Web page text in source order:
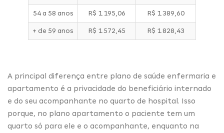
54 a 58 anos R$ 1.195,06 R$ 1.389,60
+ de 59 anos R$ 1.572,45 R$ 1.828,43
A principal diferença entre plano de saúde enfermaria e
apartamento é a privacidade do beneficiário internado
e do seu acompanhante no quarto de hospital . Isso
porque, no plano apartamento o paciente tem um
quarto só para ele e o acompanhante, enquanto na